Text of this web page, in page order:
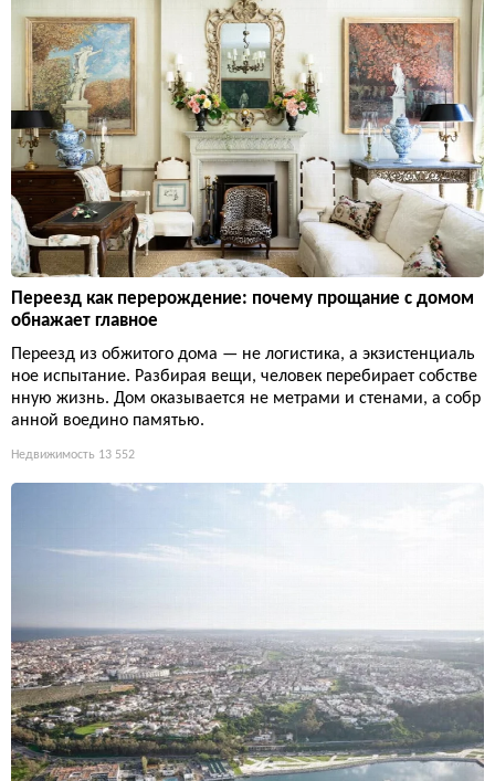
Переезд как перерождение: почему прощание с домом
обнажает главное
Переезд из обжитого дома — не логистика, а экзистенциаль
ное испытание. Разбирая вещи, человек перебирает собстве
нную жизнь. Дом оказывается не метрами и стенами, а собр
анной воедино памятью.
Недвижимость 13 552